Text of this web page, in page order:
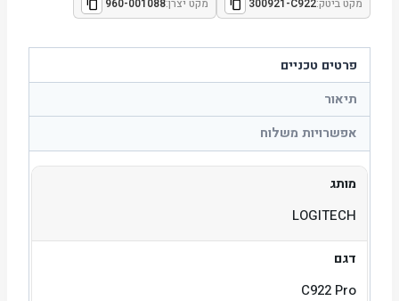
מקט ביטק:300921-C922 מקט יצרן:960-001088
פרטים טכניים
תיאור
אפשרויות משלוח
מותג
LOGITECH
דגם
C922 Pro